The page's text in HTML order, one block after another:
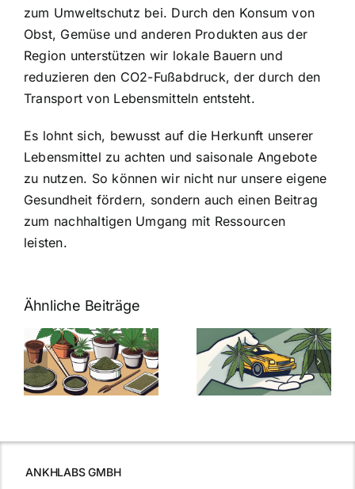
zum Umweltschutz bei. Durch den Konsum von
Obst, Gemüse und anderen Produkten aus der
Region unterstützen wir lokale Bauern und
reduzieren den CO2-Fußabdruck, der durch den
Transport von Lebensmitteln entsteht.
Es lohnt sich, bewusst auf die Herkunft unserer
Lebensmittel zu achten und saisonale Angebote
zu nutzen. So können wir nicht nur unsere eigene
Gesundheit fördern, sondern auch einen Beitrag
zum nachhaltigen Umgang mit Ressourcen
leisten.
Ähnliche Beiträge
Neue THC-
Grenzwert-
Regelung:
Was Sie über
Cannabis und
müssen
Cannabis
Samen
kaufen: Alles
was Sie
ANKHLABS GMBH